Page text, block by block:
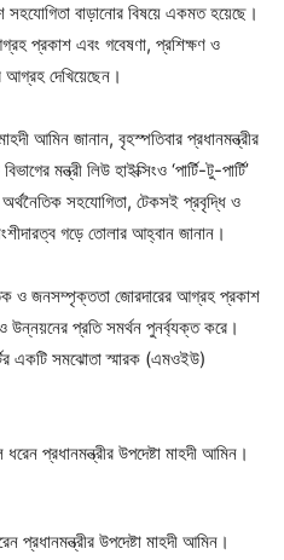
বাড়ানোর বিষয়ে একমত হয়েছে।
প্রকাশ এবং গবেষণা, প্রশিক্ষণ ও
আগ্রহ দেখিয়েছেন।
আমিন জানান, বৃহস্পতিবার প্রধানমন্ত্রীর
মন্ত্রী লিউ হাইক্সিংও ‘পার্টি-টু-পার্টি’
অর্থনৈতিক সহযোগিতা, টেকসই প্রবৃদ্ধি ও
গড়ে তোলার আহ্বান জানান।
ও জনসম্পৃক্ততা জোরদারের আগ্রহ প্রকাশ
উন্নয়নের প্রতি সমর্থন পুনর্ব্যক্ত করে।
একটি সমঝোতা স্মারক (এমওইউ)
প্রধানমন্ত্রীর উপদেষ্টা মাহদী আমিন।